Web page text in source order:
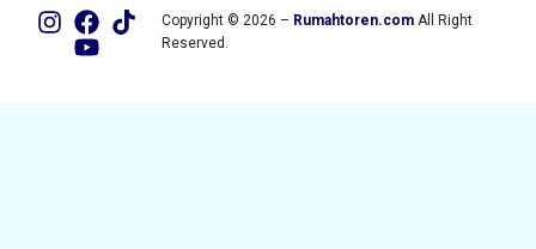
Copyright © 2026 – Rumahtoren.comAll Right
Reserved.